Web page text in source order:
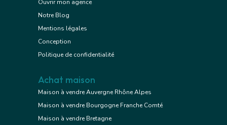
Ouvrir mon agence
Notre Blog
Mentions légales
Conception
Politique de confidentialité
Achat maison
Maison à vendre Auvergne Rhône Alpes
Maison à vendre Bourgogne Franche Comté
Maison à vendre Bretagne